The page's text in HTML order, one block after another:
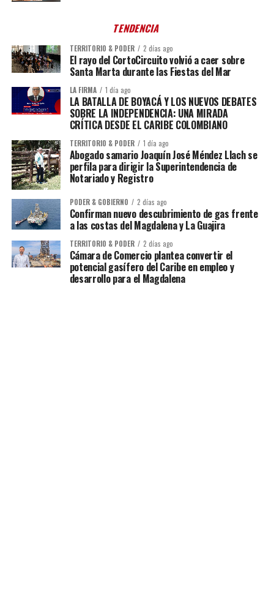
TENDENCIA
TERRITORIO & PODER 2 días ago
El rayo del CortoCircuito volvió a caer sobre
Santa Marta durante las Fiestas del Mar
LA FIRMA 1 día ago
LA BATALLA DE BOYACÁ Y LOS NUEVOS DEBATES
SOBRE LA INDEPENDENCIA: UNA MIRADA
CRÍTICA DESDE EL CARIBE COLOMBIANO
TERRITORIO & PODER 1 día ago
Abogado samario Joaquín José Méndez Llach se
perfila para dirigir la Superintendencia de
Notariado y Registro
PODER & GOBIERNO 2 días ago
Confirman nuevo descubrimiento de gas frente
a las costas del Magdalena y La Guajira
TERRITORIO & PODER 2 días ago
Cámara de Comercio plantea convertir el
potencial gasífero del Caribe en empleo y
desarrollo para el Magdalena